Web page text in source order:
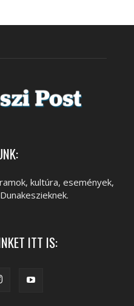
kultúra, események,
ITT IS: